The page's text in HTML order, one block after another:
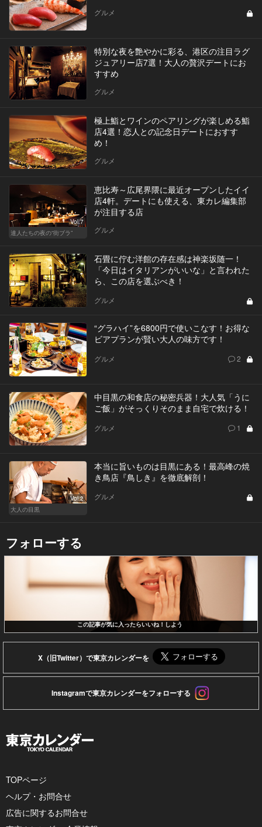
グルメ
特別な夜を艶やかに彩る、港区の注目ラグ
ジュアリー店7選！大人の贅沢デートにお
すすめ
グルメ
極上鮨とワインのペアリングが楽しめる鮨
店4選！恋人との記念日デートにおすす
め！
グルメ
Vol.7
達人たちの夜の“街ブラ”
恵比寿～広尾界隈に最近オープンしたイイ
店4軒。デートにも使える、東カレ編集部
が注目する店
グルメ
石畳に佇む洋館の存在感は神楽坂随一！
「今日はイタリアンがいいな」と言われた
ら、この店を選ぶべき！
グルメ
“グラハイ”を6800円で使いこなす！お得な
ビアプランが賢い大人の味方です！
グルメ 2
中目黒の和食店の秘密兵器！大人気「うに
ご飯」がそっくりそのまま自宅で炊ける！
グルメ 1
Vol.2
大人の目黒
本当に旨いものは目黒にある！最高峰の焼
き鳥店『鳥しき』を徹底解剖！
グルメ
フォローする
この記事が気に入ったらいいね！しよう
X（旧Twitter）で東京カレンダーを
Instagramで東京カレンダーをフォローする
TOPページ
ヘルプ・お問合せ
広告に関するお問合せ